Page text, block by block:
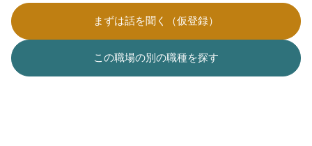
まずは話を聞く（仮登録）
この職場の別の職種を探す